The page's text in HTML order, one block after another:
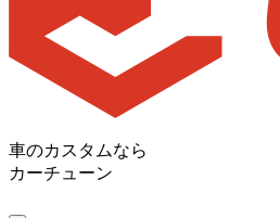
車のカスタムなら
カーチューン